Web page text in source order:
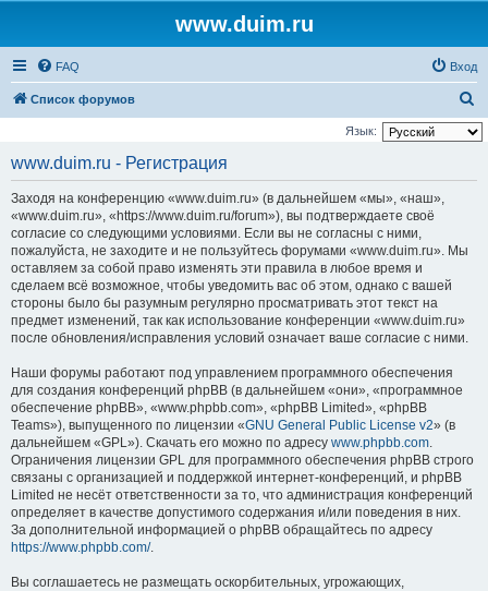
www.duim.ru
FAQ Вход
Список форумов
о
Язык:
www.duim.ru - Регистрация
Заходя на конференцию «www.duim.ru» (в дальнейшем «мы», «наш»,
«www.duim.ru», «https://www.duim.ru/forum»), вы подтверждаете своё
согласие со следующими условиями. Если вы не согласны с ними,
пожалуйста, не заходите и не пользуйтесь форумами «www.duim.ru». Мы
оставляем за собой право изменять эти правила в любое время и
сделаем всё возможное, чтобы уведомить вас об этом, однако с вашей
стороны было бы разумным регулярно просматривать этот текст на
предмет изменений, так как использование конференции «www.duim.ru»
после обновления/исправления условий означает ваше согласие с ними.
Наши форумы работают под управлением программного обеспечения
для создания конференций phpBB (в дальнейшем «они», «программное
обеспечение phpBB», «www.phpbb.com», «phpBB Limited», «phpBB
Teams»), выпущенного по лицензии «GNU General Public License v2» (в
дальнейшем «GPL»). Скачать его можно по адресу www.phpbb.com.
Ограничения лицензии GPL для программного обеспечения phpBB строго
связаны с организацией и поддержкой интернет-конференций, и phpBB
Limited не несёт ответственности за то, что администрация конференций
определяет в качестве допустимого содержания и/или поведения в них.
За дополнительной информацией о phpBB обращайтесь по адресу
https://www.phpbb.com/.
Вы соглашаетесь не размещать оскорбительных, угрожающих,